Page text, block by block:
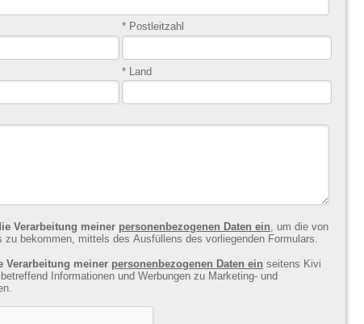
* Postleitzahl
* Land
Verarbeitung meiner personenbezogenen Daten ein, um die von
zu bekommen, mittels des Ausfüllens des vorliegenden Formulars.
Verarbeitung meiner personenbezogenen Daten ein seitens Kivi
und Werbungen zu Marketing- und